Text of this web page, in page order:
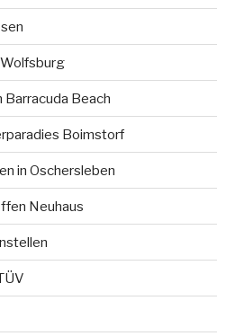
Barracuda Beach
Boimstorf
in Oschersleben
Neuhaus